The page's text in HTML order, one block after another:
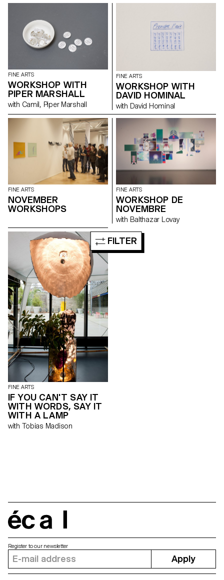
FINE ARTS
WORKSHOP WITH
PIPER MARSHALL
with Camil, Piper Marshall
FINE ARTS
WORKSHOP WITH
DAVID HOMINAL
with David Hominal
FINE ARTS
NOVEMBER
WORKSHOPS
FINE ARTS
WORKSHOP DE
NOVEMBRE
with Balthazar Lovay
FINE ARTS
IF YOU CAN'T SAY IT
WITH WORDS, SAY IT
WITH A LAMP
with Tobias Madison
FILTER
Register to our newsletter
Apply